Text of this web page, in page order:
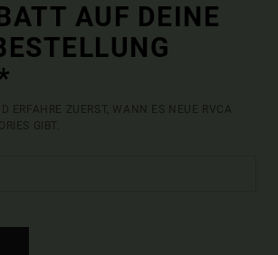
AUF DEINE
ERFAHRE ZUERST, WANN ES NEUE RVCA
GIBT.